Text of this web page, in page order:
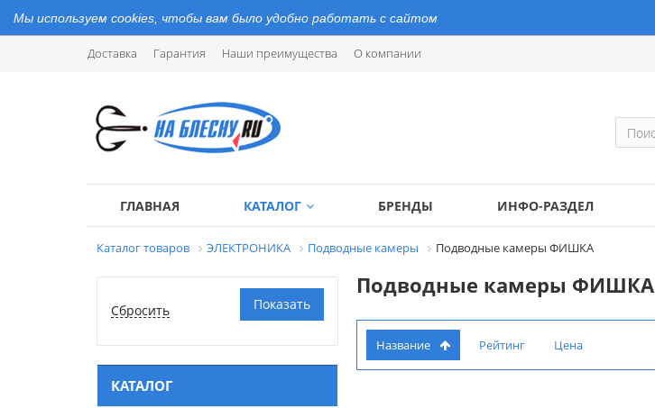
Мы используем cookies, чтобы вам было удобно работать с сайтом
Доставка Гарантия Наши преимущества О компании
ГЛАВНАЯ КАТАЛОГ БРЕНДЫ ИНФО-РАЗДЕЛ
Каталог товаров ЭЛЕКТРОНИКА Подводные камеры Подводные камеры ФИШКА
КАТАЛОГ
Подводные камеры ФИШКА
Название Рейтинг Цена